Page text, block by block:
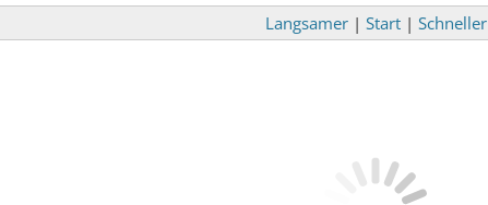
Langsamer | Start | Schneller